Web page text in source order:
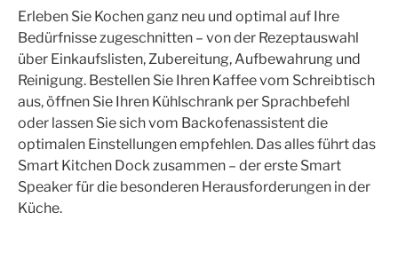
Erleben Sie Kochen ganz neu und optimal auf Ihre
Bedürfnisse zugeschnitten – von der Rezeptauswahl
über Einkaufslisten, Zubereitung, Aufbewahrung und
Reinigung. Bestellen Sie Ihren Kaffee vom Schreibtisch
aus, öffnen Sie Ihren Kühlschrank per Sprachbefehl
oder lassen Sie sich vom Backofenassistent die
optimalen Einstellungen empfehlen. Das alles führt das
Smart Kitchen Dock zusammen – der erste Smart
Speaker für die besonderen Herausforderungen in der
Küche.